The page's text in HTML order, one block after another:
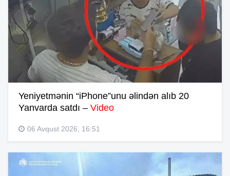
Yeniyetmənin “iPhone”unu əlindən alıb 20
Yanvarda satdı – Video
06 Avqust 2026, 16:51